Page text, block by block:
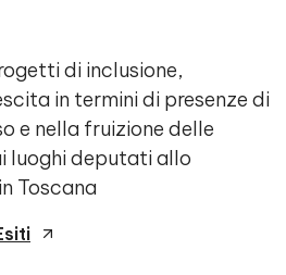
di inclusione,
in termini di presenze di
e nella fruizione delle
deputati allo
Toscana